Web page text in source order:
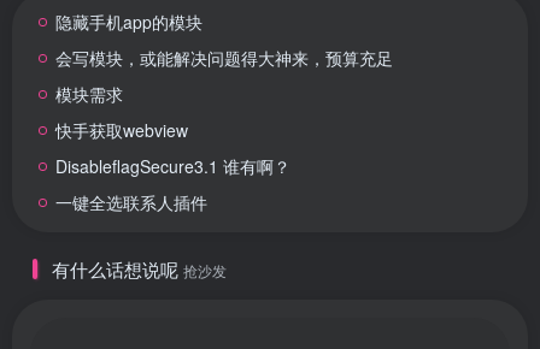
隐藏手机app的模块
会写模块，或能解决问题得大神来，预算充足
模块需求
快手获取webview
DisableflagSecure3.1 谁有啊？
一键全选联系人插件
有什么话想说呢 抢沙发